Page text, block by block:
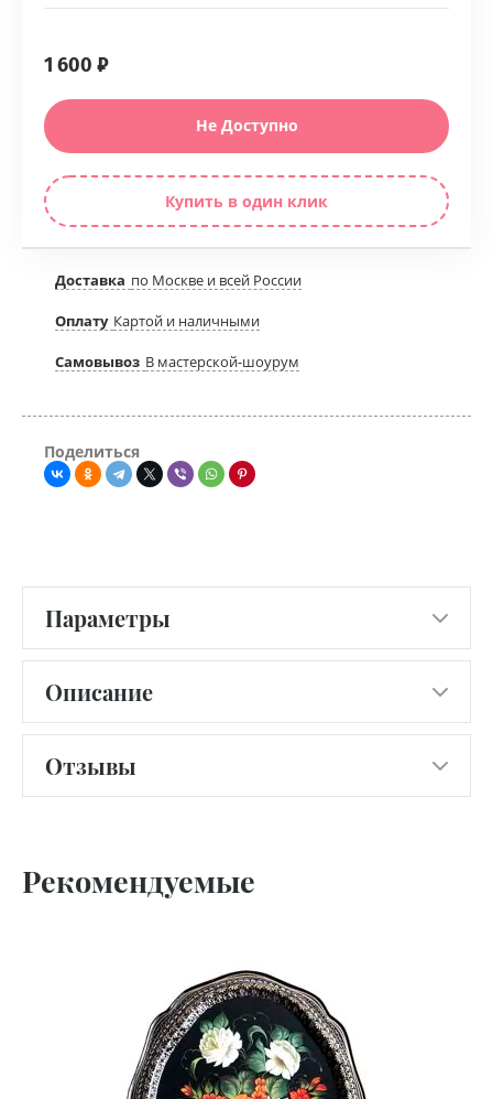
1 600 ₽
Не Доступно
Купить в один клик
Доставка по Москве и всей России
Оплату Картой и наличными
Самовывоз В мастерской-шоурум
Поделиться
Параметры
Описание
Отзывы
Рекомендуемые